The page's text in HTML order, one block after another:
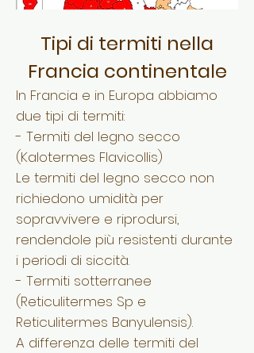
Tipi di termiti nella
Francia continentale
In Francia e in Europa abbiamo
due tipi di termiti:
- Termiti del legno secco
(Kalotermes Flavicollis)
Le termiti del legno secco non
richiedono umidità per
sopravvivere e riprodursi,
rendendole più resistenti durante
i periodi di siccità.
- Termiti sotterranee
(Reticulitermes Sp e
Reticulitermes Banyulensis).
A differenza delle termiti del